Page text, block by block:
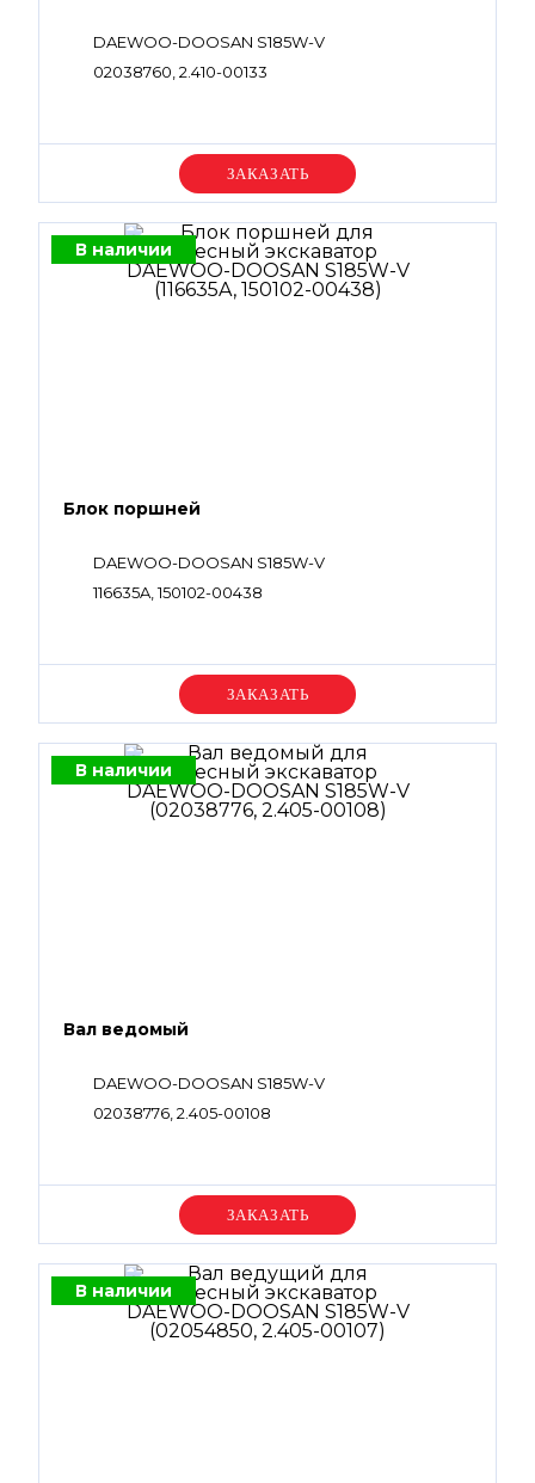
DAEWOO-DOOSAN S185W-V
02038760, 2.410-00133
Уточняйте цену
В наличии
Блок поршней
DAEWOO-DOOSAN S185W-V
116635A, 150102-00438
Уточняйте цену
В наличии
Вал ведомый
DAEWOO-DOOSAN S185W-V
02038776, 2.405-00108
Уточняйте цену
В наличии